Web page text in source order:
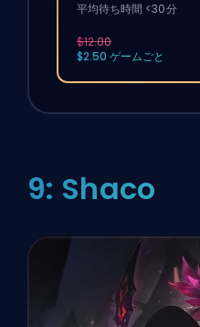
平均待ち時間 <30分
$12.00
$2.50 ゲームごと
9: Shaco